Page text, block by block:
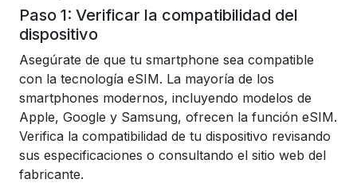
Paso 1: Verificar la compatibilidad del
dispositivo
Asegúrate de que tu smartphone sea compatible
con la tecnología eSIM. La mayoría de los
smartphones modernos, incluyendo modelos de
Apple, Google y Samsung, ofrecen la función eSIM.
Verifica la compatibilidad de tu dispositivo revisando
sus especificaciones o consultando el sitio web del
fabricante.